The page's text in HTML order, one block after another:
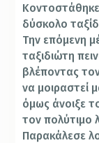
δύσκολο
Την επόμενη
ταξιδιώτη
βλέποντας
να μοιραστεί
όμως άνοιξε
τον πολύτιμο
Παρακάλεσε